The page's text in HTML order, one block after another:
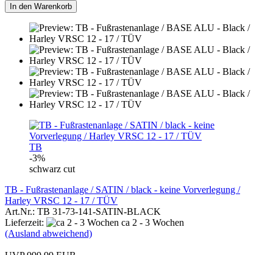
In den Warenkorb
TB
-3%
schwarz cut
TB - Fußrastenanlage / SATIN / black - keine Vorverlegung /
Harley VRSC 12 - 17 / TÜV
Art.Nr.: TB 31-73-141-SATIN-BLACK
Lieferzeit:
ca 2 - 3 Wochen
(Ausland abweichend)